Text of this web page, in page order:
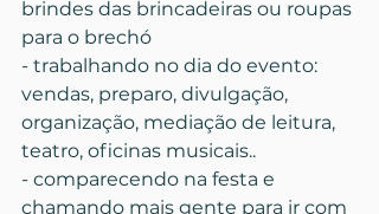
brindes das brincadeiras ou roupas
para o brechó
- trabalhando no dia do evento:
vendas, preparo, divulgação,
organização, mediação de leitura,
teatro, oficinas musicais..
- comparecendo na festa e
chamando mais gente para ir com